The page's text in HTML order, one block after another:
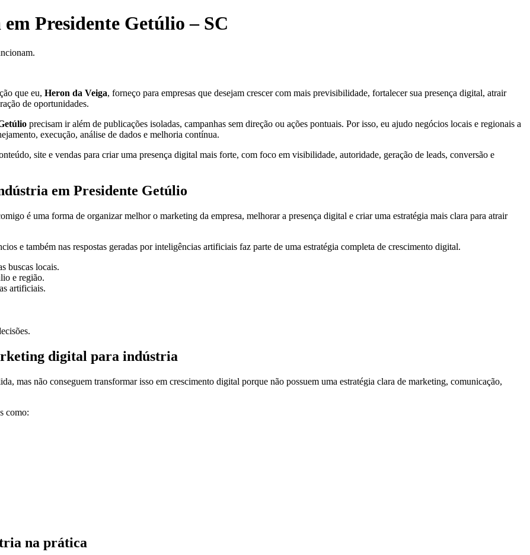
Presidente Getúlio – SC
que eu, Heron da Veiga, forneço para empresas que desejam crescer com mais previsibilidade, fortalecer sua presença digital, atrair
de oportunidades.
precisam ir além de publicações isoladas, campanhas sem direção ou ações pontuais. Por isso, eu ajudo negócios locais e regionais a
execução, análise de dados e melhoria contínua.
site e vendas para criar uma presença digital mais forte, com foco em visibilidade, autoridade, geração de leads, conversão e
em Presidente Getúlio
é uma forma de organizar melhor o marketing da empresa, melhorar a presença digital e criar uma estratégia mais clara para atrair
e também nas respostas geradas por inteligências artificiais faz parte de uma estratégia completa de crescimento digital.
buscas locais.
e região.
artificiais.
digital para indústria
mas não conseguem transformar isso em crescimento digital porque não possuem uma estratégia clara de marketing, comunicação,
como:
na prática